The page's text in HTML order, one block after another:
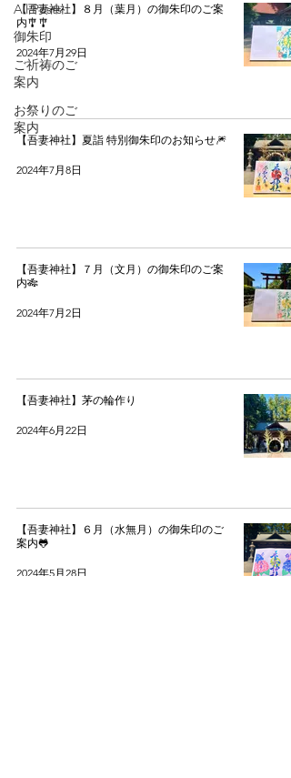
All Posts
御朱印
ご祈祷のご
案内
お祭りのご
案内
【吾妻神社】８月（葉月）の御朱印のご案
内🎐🎐
2024年7月29日
【吾妻神社】夏詣 特別御朱印のお知らせ🎆
2024年7月8日
【吾妻神社】７月（文月）の御朱印のご案
内🎋
2024年7月2日
【吾妻神社】茅の輪作り
2024年6月22日
【吾妻神社】６月（水無月）の御朱印のご
案内🐸
2024年5月28日